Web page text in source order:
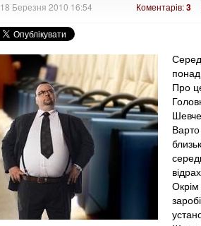
18 Березня 2010 16:54 Коментарів:3
Про